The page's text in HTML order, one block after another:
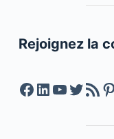
Rejoignez la
Facebook
LinkedInFeed RSS